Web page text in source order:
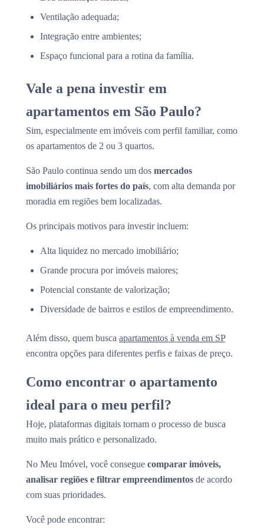
Ventilação adequada;
Integração entre ambientes;
Espaço funcional para a rotina da família.
Vale a pena investir em
apartamentos em São Paulo?
Sim, especialmente em imóveis com perfil familiar, como
os apartamentos de 2 ou 3 quartos.
São Paulo continua sendo um dos mercados
imobiliários mais fortes do país, com alta demanda por
moradia em regiões bem localizadas.
Os principais motivos para investir incluem:
Alta liquidez no mercado imobiliário;
Grande procura por imóveis maiores;
Potencial constante de valorização;
Diversidade de bairros e estilos de empreendimento.
Além disso, quem busca apartamentos à venda em SP
encontra opções para diferentes perfis e faixas de preço.
Como encontrar o apartamento
ideal para o meu perfil?
Hoje, plataformas digitais tornam o processo de busca
muito mais prático e personalizado.
No Meu Imóvel, você consegue comparar imóveis,
analisar regiões e filtrar empreendimentos de acordo
com suas prioridades.
Você pode encontrar: